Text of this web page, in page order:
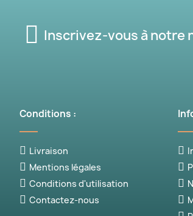
Inscrivez-vous à notre
Conditions :
Livraison
Mentions légales
Conditions d'utilisation
Contactez-nous